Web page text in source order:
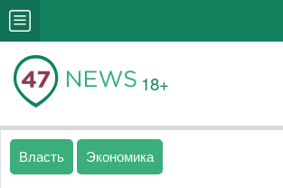
18+
Власть Экономика